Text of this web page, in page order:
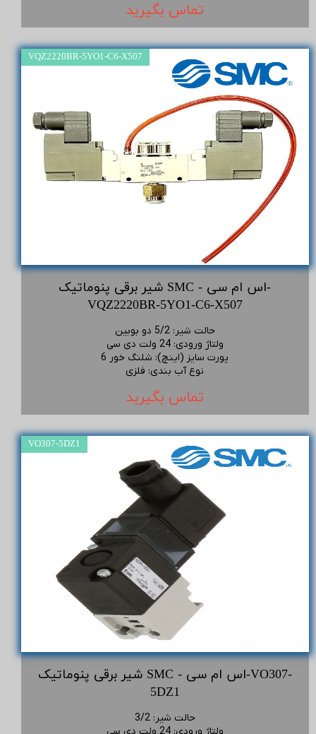
تماس بگیرید
شیر برقی پنوماتیک SMC - اس ام سی-
VQZ2220BR-5YO1-C6-X507
حالت شیر:5/2 دو بوبین
ولتاژ ورودی:24 ولت دی سی
پورت سایز (اینچ): شلنگ خور 6
نوع آب بندی: فلزی
تماس بگیرید
VQZ2220BR-5YO1-C6-X507
شیر برقی پنوماتیک SMC - اس ام سی-VO307-
5DZ1
حالت شیر:
3/2
VO307-5DZ1